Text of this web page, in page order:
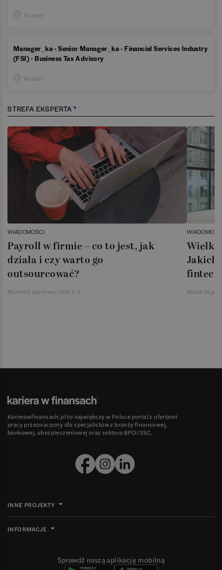
Poznań
Manager_ka - Senior Manager_ka - Financial Services Industry
(FSI) - Business Tax Advisory
Poznań
STREFA EKSPERTA
WIADOMOŚCI
Payroll w firmie – co to jest, jak
działa i czy warto go
outsourcować?
Materiał partnera, HRK S.A.
Jakich
Marta
Karierawfinansach.pl to największy w Polsce portal z ofertami
pracy przeznaczony dla specjalistów z branży finansowej,
bankowej, ubezpieczeniowej oraz sektora BPO/SSC.
INNE PROJEKTY
INFORMACJE
Sprawdź naszą aplikację mobilną